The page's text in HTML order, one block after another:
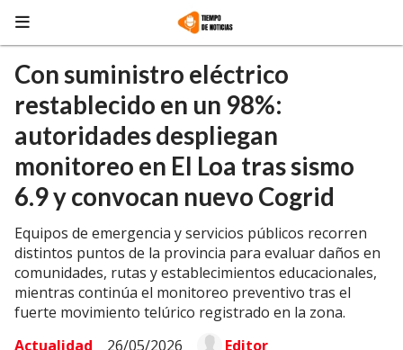
Con suministro eléctrico
restablecido en un 98%:
autoridades despliegan
monitoreo en El Loa tras sismo
6.9 y convocan nuevo Cogrid
Equipos de emergencia y servicios públicos recorren
distintos puntos de la provincia para evaluar daños en
comunidades, rutas y establecimientos educacionales,
mientras continúa el monitoreo preventivo tras el
fuerte movimiento telúrico registrado en la zona.
Actualidad
26/05/2026 Editor